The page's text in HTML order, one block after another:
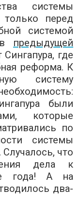
системы
только перед
системой
предыдущей
где
реформа. К
систему
были
которые
по
системы
Случалось, что
дела к
года! А на
два-